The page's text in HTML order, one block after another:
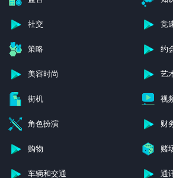
益智 知
社交 竞速
策略 约
美容时尚 艺
街机 视
角色扮演 财
购物 赌